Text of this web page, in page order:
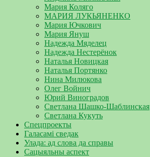
Мария Коляго
МАРИЯ ЛУКЬЯНЕНКО
Мария Ючкович
Мария Януш
Надежда Мяделец
Надежда Нестерёнок
Наталья Новицкая
Наталья Портянко
Нина Милюкова
Олег Войнич
Юрий Виноградов
Светлана Шашко-Шаблинская
Светлана Кукуть
Спецпроекты
Галасамі сведак
Улада: ад слова да справы
Сацыяльны аспект